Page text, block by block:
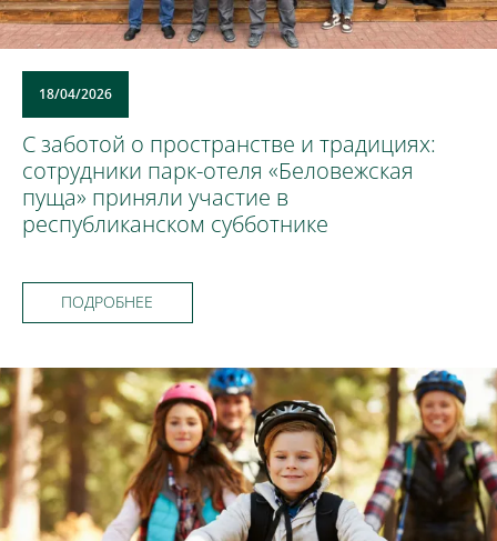
18/04/2026
С заботой о пространстве и традициях:
сотрудники парк-отеля «Беловежская
пуща» приняли участие в
республиканском субботнике
ПОДРОБНЕЕ